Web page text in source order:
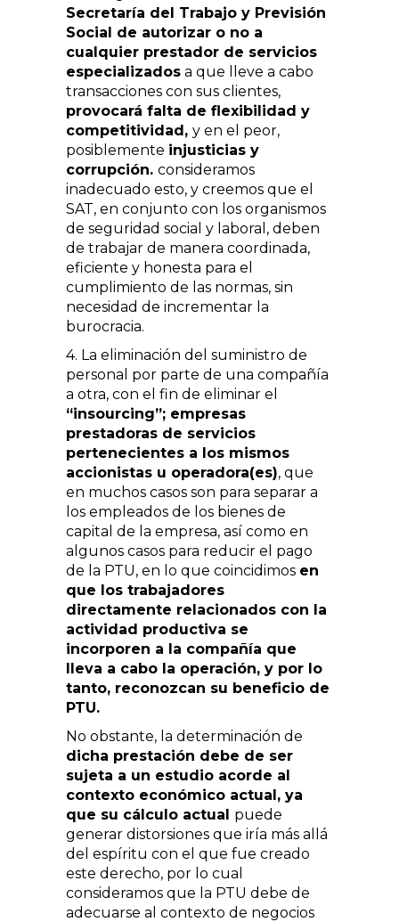
Secretaría del Trabajo y Previsión
Social de autorizar o no a
cualquier prestador de servicios
especializados a que lleve a cabo
transacciones con sus clientes,
provocará falta de flexibilidad y
competitividad, y en el peor,
posiblemente injusticias y
corrupción. consideramos
inadecuado esto, y creemos que el
SAT, en conjunto con los organismos
de seguridad social y laboral, deben
de trabajar de manera coordinada,
eficiente y honesta para el
cumplimiento de las normas, sin
necesidad de incrementar la
burocracia.
4. La eliminación del suministro de
personal por parte de una compañía
a otra, con el fin de eliminar el
“insourcing”; empresas
prestadoras de servicios
pertenecientes a los mismos
accionistas u operadora(es), que
en muchos casos son para separar a
los empleados de los bienes de
capital de la empresa, así como en
algunos casos para reducir el pago
de la PTU, en lo que coincidimos en
que los trabajadores
directamente relacionados con la
actividad productiva se
incorporen a la compañía que
lleva a cabo la operación, y por lo
tanto, reconozcan su beneficio de
PTU.
No obstante, la determinación de
dicha prestación debe de ser
sujeta a un estudio acorde al
contexto económico actual, ya
que su cálculo actual puede
generar distorsiones que iría más allá
del espíritu con el que fue creado
este derecho, por lo cual
consideramos que la PTU debe de
adecuarse al contexto de negocios